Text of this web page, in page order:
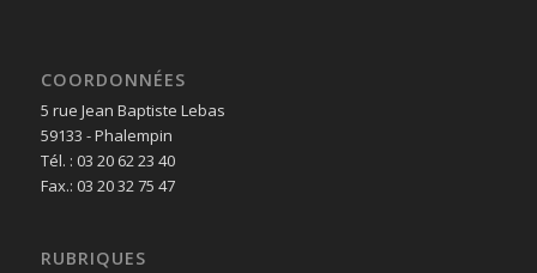
COORDONNÉES
5 rue Jean Baptiste Lebas
59133 - Phalempin
Tél. : 03 20 62 23 40
Fax.: 03 20 32 75 47
RUBRIQUES